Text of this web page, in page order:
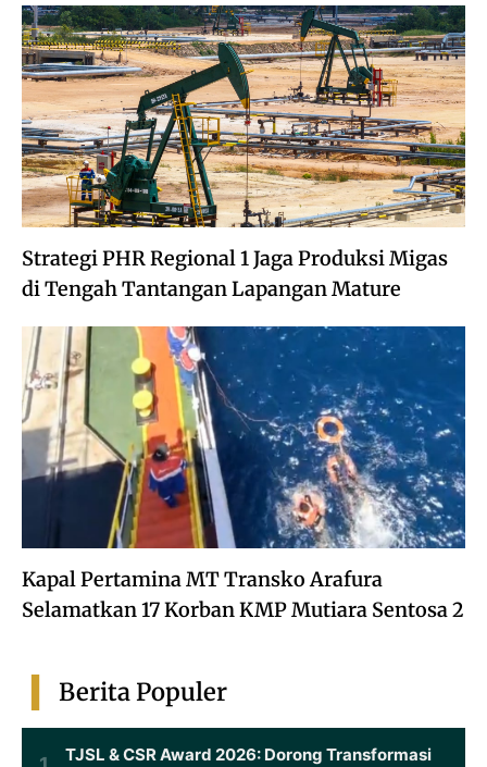
Strategi PHR Regional 1 Jaga Produksi Migas
di Tengah Tantangan Lapangan Mature
Kapal Pertamina MT Transko Arafura
Selamatkan 17 Korban KMP Mutiara Sentosa 2
Berita Populer